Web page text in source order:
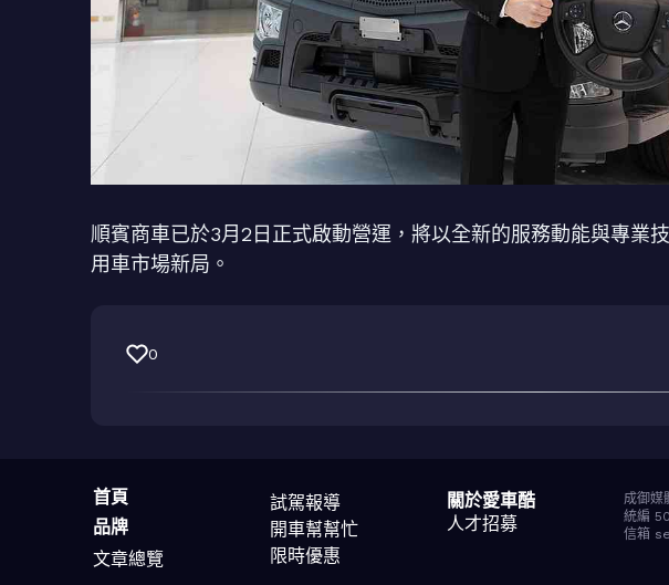
順賓商車已於3月2日正式啟動營運，將以全新的服務動能與專業
用車市場新局。
0
首頁
品牌
文章總覽
試駕報導
開車幫幫忙
限時優惠
關於愛車酷
人才招募
成御媒
統編
信箱